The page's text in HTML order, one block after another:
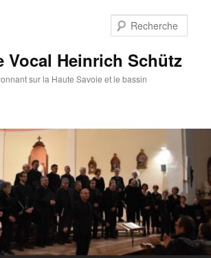
Vocal Heinrich Schütz
sur la Haute Savoie et le bassin